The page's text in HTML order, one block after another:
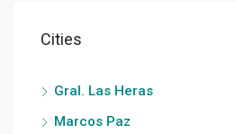
Cities
Gral. Las Heras
Marcos Paz